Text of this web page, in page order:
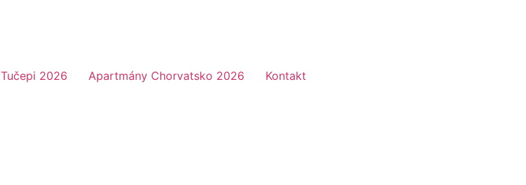
Tučepi 2026 Apartmány Chorvatsko 2026
Kontakt